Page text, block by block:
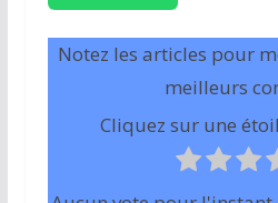
Notez les articles pour
meilleurs
Cliquez sur une